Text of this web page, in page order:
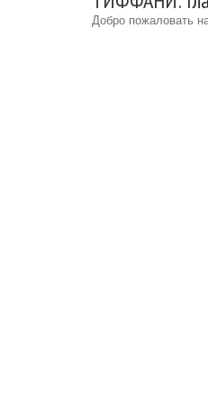
Добро пожаловать